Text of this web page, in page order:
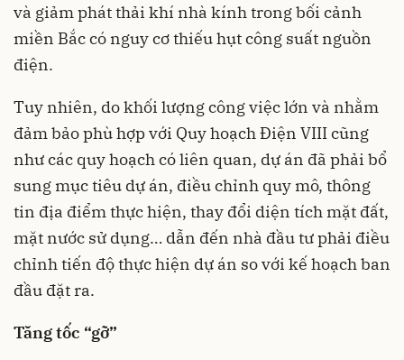
và giảm phát thải khí nhà kính trong bối cảnh
miền Bắc có nguy cơ thiếu hụt công suất nguồn
điện.
Tuy nhiên, do khối lượng công việc lớn và nhằm
đảm bảo phù hợp với Quy hoạch Điện VIII cũng
như các quy hoạch có liên quan, dự án đã phải bổ
sung mục tiêu dự án, điều chỉnh quy mô, thông
tin địa điểm thực hiện, thay đổi diện tích mặt đất,
mặt nước sử dụng… dẫn đến nhà đầu tư phải điều
chỉnh tiến độ thực hiện dự án so với kế hoạch ban
đầu đặt ra.
Tăng tốc “gỡ”